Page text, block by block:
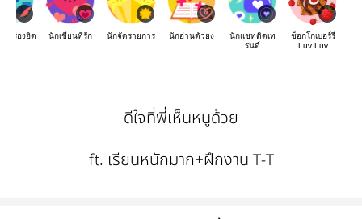
งเรื่องฮิต นักเขียนที่รัก นักจัดรายการ นักอ่านตัวยง
นักแชทติดเท
รนด์
ช็อกโกเบอร์รี
Luv Luv
ดีใจที่พี่เห็นหนูด้วย
ft. เรียนหนักมาก+ฝึกงาน T-T